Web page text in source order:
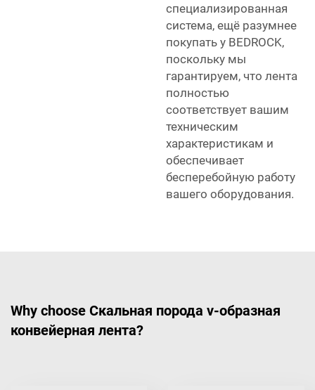
специализированная
система, ещё разумнее
покупать у BEDROCK,
поскольку мы
гарантируем, что лента
полностью
соответствует вашим
техническим
характеристикам и
обеспечивает
бесперебойную работу
вашего оборудования.
Why choose Скальная порода v-образная
конвейерная лента?